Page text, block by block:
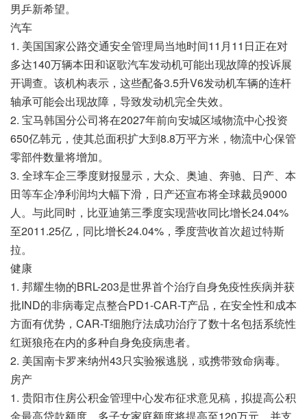
男乒新希望。
汽车
1. 美国国家公路交通安全管理局当地时间11月11日正在对
多达140万辆本田和讴歌汽车发动机可能出现故障的投诉展
开调查。该机构表示，这些配备3.5升V6发动机车辆的连杆
轴承可能会出现故障，导致发动机完全失效。
2. 宝马韩国分公司将在2027年前向安城区域物流中心投资
650亿韩元，使其总面积扩大到8.8万平方米，物流中心保管
零部件数量将增加。
3. 全球车企三季度财报显示，大众、奥迪、奔驰、日产、本
田等车企净利润均大幅下滑，日产还宣布将全球裁员9000
人。与此同时，比亚迪第三季度实现营收同比增长24.04%
至2011.25亿，同比增长24.04%，季度营收首次超过特斯
拉。
健康
1. 邦耀生物的BRL-203是世界首个治疗自身免疫性疾病并获
批IND的非病毒定点整合PD1-CAR-T产品，在安全性和成本
方面有优势，CAR-T细胞疗法成功治疗了数十名包括系统性
红斑狼疮在内的多种自身免疫病患者。
2. 美国南卡罗来纳州43只实验猴逃脱，或携带致命病毒。
房产
1. 贵阳市住房公积金管理中心发布征求意见稿，拟提高公积